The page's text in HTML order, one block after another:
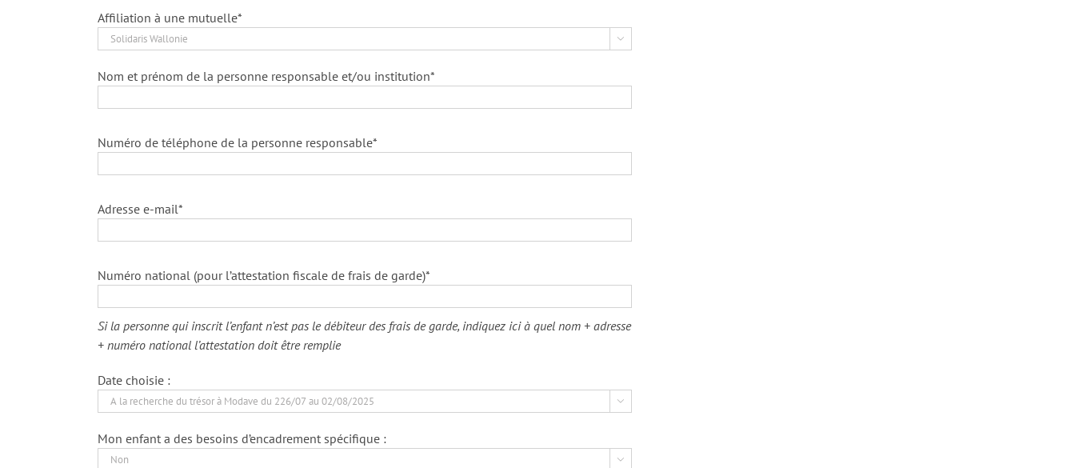
Affiliation à une mutuelle*

Nom et prénom de la personne responsable et/ou institution*
Numéro de téléphone de la personne responsable*
Adresse e-mail*
Numéro national (pour l’attestation fiscale de frais de garde)*
Si la personne qui inscrit l’enfant n’est pas le débiteur des frais de garde, indiquez ici à quel nom + adresse
+ numéro national l’attestation doit être remplie
Date choisie :

Mon enfant a des besoins d’encadrement spécifique :
